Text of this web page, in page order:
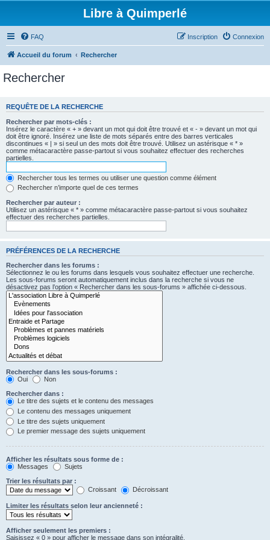
Libre à Quimperlé
FAQ Connexion
Inscription
Accueil du forum Rechercher
Rechercher
REQUÊTE DE LA RECHERCHE
Rechercher par mots-clés :
Insérez le caractère « + » devant un mot qui doit être trouvé et « - » devant un mot qui
doit être ignoré. Insérez une liste de mots séparés entre des barres verticales
discontinues « | » si seul un des mots doit être trouvé. Utilisez un astérisque « * »
comme métacaractère passe-partout si vous souhaitez effectuer des recherches
partielles.
Rechercher tous les termes ou utiliser une question comme élément
Rechercher n’importe quel de ces termes
Rechercher par auteur :
Utilisez un astérisque « * » comme métacaractère passe-partout si vous souhaitez
effectuer des recherches partielles.
PRÉFÉRENCES DE LA RECHERCHE
Rechercher dans les forums :
Sélectionnez le ou les forums dans lesquels vous souhaitez effectuer une recherche.
Les sous-forums seront automatiquement inclus dans la recherche si vous ne
désactivez pas l’option « Rechercher dans les sous-forums » affichée ci-dessous.
Rechercher dans les sous-forums :
Oui
Non
Rechercher dans :
Le titre des sujets et le contenu des messages
Le contenu des messages uniquement
Le titre des sujets uniquement
Le premier message des sujets uniquement
Afficher les résultats sous forme de :
Messages
Sujets
Trier les résultats par :
Croissant
Décroissant
Limiter les résultats selon leur ancienneté :
Afficher seulement les premiers :
Saisissez « 0 » pour afficher le message dans son intégralité.